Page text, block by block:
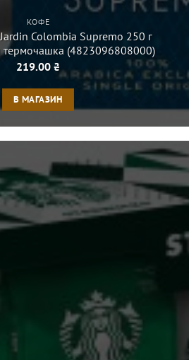
КОФЕ
Colombia Supremo 250 г
термочашка (4823096808000)
219.00 ₴
В МАГАЗИН